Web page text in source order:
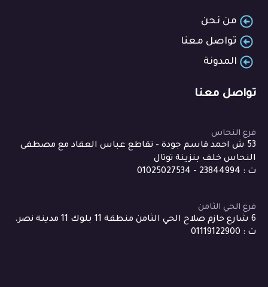
من نحن
تواصل معنا
المدونة
تواصل معنا
فرع النحاس
53 ش احمد قاسم جودة – تقاطع عباس العقاد مع مصطفى
النحاس خلف بنزينة توتال
ت : 23844994 - 01025027534
فرع الحي الثامن
6 شارع حازم صلاح الحي الثامن منطقة 11 بلوك 11 مدينة نصر.
ت : 01119122900